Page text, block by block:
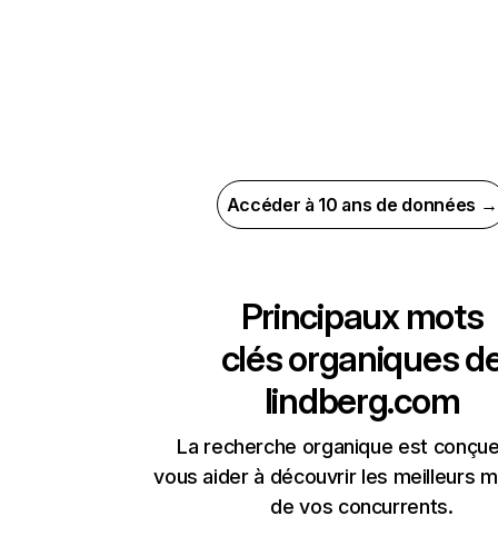
Accéder à 10 ans de données →
Principaux mots
clés organiques
lindberg.com
La recherche organique est
vous aider à découvrir les meilleurs
de vos concurrents.